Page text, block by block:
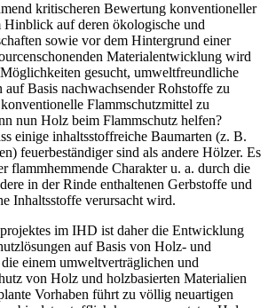
kritischeren Bewertung konventioneller
Hinblick auf deren ökologische und
sowie vor dem Hintergrund einer
Materialentwicklung wird
gesucht, umweltfreundliche
auf Basis nachwachsender Rohstoffe zu
Flammschutzmittel zu
nun Holz beim Flammschutz helfen?
einige inhaltsstoffreiche Baumarten (z. B.
feuerbeständiger sind als andere Hölzer. Es
flammhemmende Charakter u. a. durch die
in der Rinde enthaltenen Gerbstoffe und
Inhaltsstoffe verursacht wird.
im IHD ist daher die Entwicklung
auf Basis von Holz- und
einem umweltverträglichen und
von Holz und holzbasierten Materialien
Vorhaben führt zu völlig neuartigen